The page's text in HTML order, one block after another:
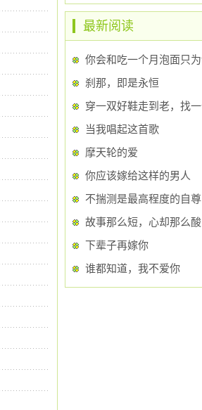
最新阅读
刹那，即是永恒
当我唱起这首歌
摩天轮的爱
你应该嫁给这样的男人
不揣测是最高程度的自尊
故事那么短，心却那么酸
下辈子再嫁你
谁都知道，我不爱你